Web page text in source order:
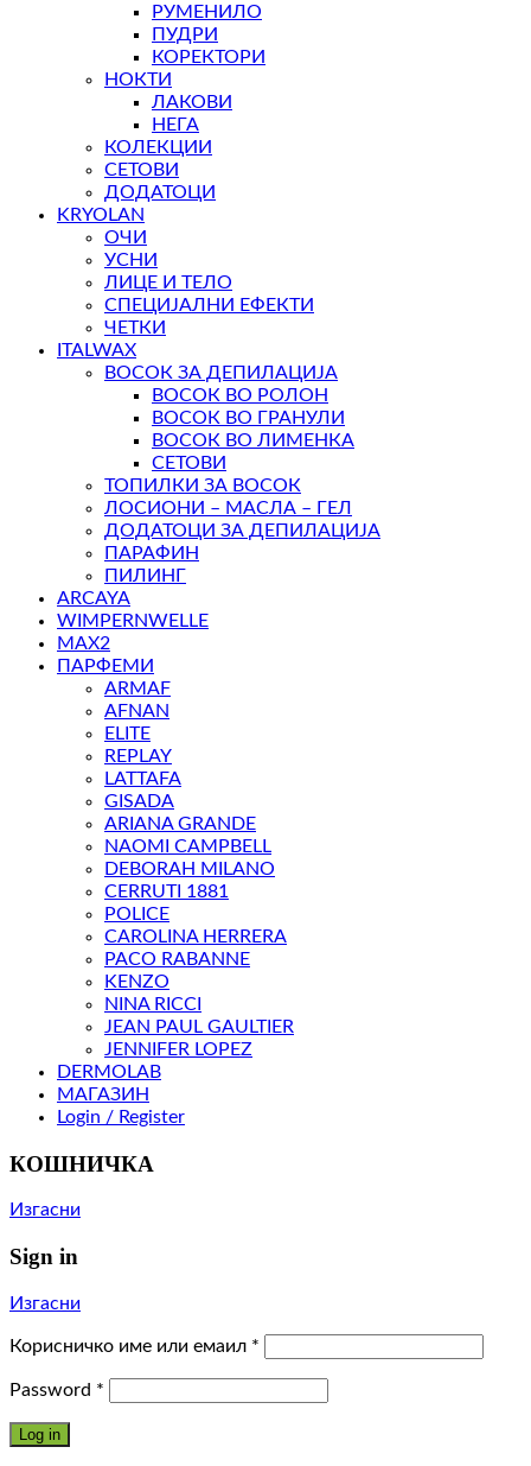
РУМЕНИЛО
ПУДРИ
КОРЕКТОРИ
НОКТИ
ЛАКОВИ
НЕГА
КОЛЕКЦИИ
СЕТОВИ
ДОДАТОЦИ
KRYOLAN
ОЧИ
УСНИ
ЛИЦЕ И ТЕЛО
СПЕЦИЈАЛНИ ЕФЕКТИ
ЧЕТКИ
ITALWAX
ВОСОК ЗА ДЕПИЛАЦИЈА
ВОСОК ВО РОЛОН
ВОСОК ВО ГРАНУЛИ
ВОСОК ВО ЛИМЕНКА
СЕТОВИ
ТОПИЛКИ ЗА ВОСОК
ЛОСИОНИ – МАСЛА – ГЕЛ
ДОДАТОЦИ ЗА ДЕПИЛАЦИЈА
ПАРАФИН
ПИЛИНГ
ARCAYA
WIMPERNWELLE
MAX2
ПАРФЕМИ
ARMAF
AFNAN
ELITE
REPLAY
LATTAFA
GISADA
ARIANA GRANDE
NAOMI CAMPBELL
DEBORAH MILANO
CERRUTI 1881
POLICE
CAROLINA HERRERA
PACO RABANNE
KENZO
NINA RICCI
JEAN PAUL GAULTIER
JENNIFER LOPEZ
DERMOLAB
МАГАЗИН
Login / Register
КОШНИЧКА
Изгасни
Sign in
Изгасни
Корисничко име или емаил *
Password *
Log in